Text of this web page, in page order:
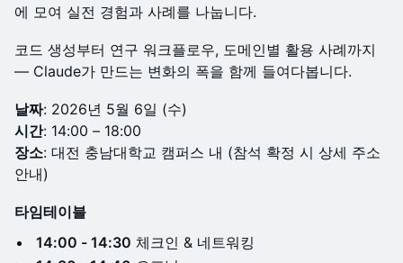
에 모여 실전 경험과 사례를 나눕니다.
코드 생성부터 연구 워크플로우, 도메인별 활용 사례까지
— Claude가 만드는 변화의 폭을 함께 들여다봅니다.
날짜: 2026년 5월 6일 (수)
시간: 14:00 – 18:00
장소: 대전 충남대학교 캠퍼스 내 (참석 확정 시 상세 주소
안내)
타임테이블
14:00 - 14:30 체크인 & 네트워킹